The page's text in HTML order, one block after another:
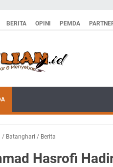
BERITA OPINI PEMDA
/ Batanghari / Berita
Hasrofi